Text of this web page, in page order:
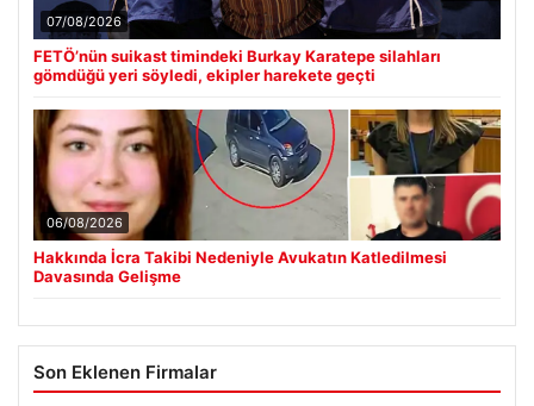
07/08/2026
FETÖ’nün suikast timindeki Burkay Karatepe silahları
gömdüğü yeri söyledi, ekipler harekete geçti
06/08/2026
Hakkında İcra Takibi Nedeniyle Avukatın Katledilmesi
Davasında Gelişme
Son Eklenen Firmalar